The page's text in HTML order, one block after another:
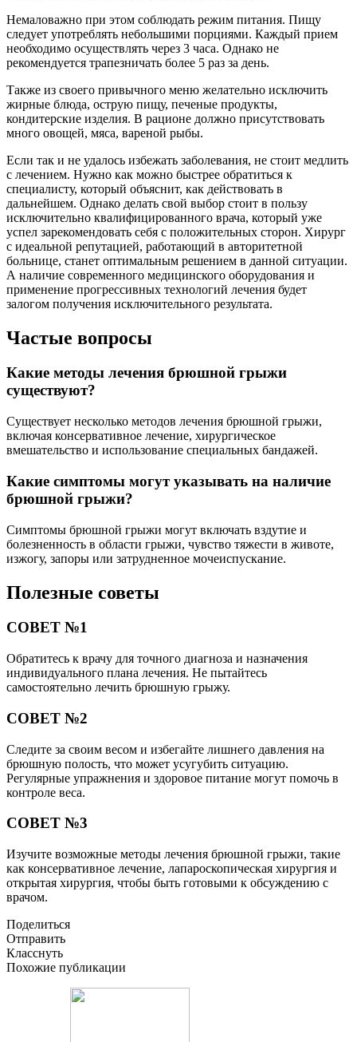
Немаловажно при этом соблюдать режим питания. Пищу
следует употреблять небольшими порциями. Каждый прием
необходимо осуществлять через 3 часа. Однако не
рекомендуется трапезничать более 5 раз за день.
Также из своего привычного меню желательно исключить
жирные блюда, острую пищу, печеные продукты,
кондитерские изделия. В рационе должно присутствовать
много овощей, мяса, вареной рыбы.
Если так и не удалось избежать заболевания, не стоит медлить
с лечением. Нужно как можно быстрее обратиться к
специалисту, который объяснит, как действовать в
дальнейшем. Однако делать свой выбор стоит в пользу
исключительно квалифицированного врача, который уже
успел зарекомендовать себя с положительных сторон. Хирург
с идеальной репутацией, работающий в авторитетной
больнице, станет оптимальным решением в данной ситуации.
А наличие современного медицинского оборудования и
применение прогрессивных технологий лечения будет
залогом получения исключительного результата.
Частые вопросы
Какие методы лечения брюшной грыжи
существуют?
Существует несколько методов лечения брюшной грыжи,
включая консервативное лечение, хирургическое
вмешательство и использование специальных бандажей.
Какие симптомы могут указывать на наличие
брюшной грыжи?
Симптомы брюшной грыжи могут включать вздутие и
болезненность в области грыжи, чувство тяжести в животе,
изжогу, запоры или затрудненное мочеиспускание.
Полезные советы
СОВЕТ №1
Обратитесь к врачу для точного диагноза и назначения
индивидуального плана лечения. Не пытайтесь
самостоятельно лечить брюшную грыжу.
СОВЕТ №2
Следите за своим весом и избегайте лишнего давления на
брюшную полость, что может усугубить ситуацию.
Регулярные упражнения и здоровое питание могут помочь в
контроле веса.
СОВЕТ №3
Изучите возможные методы лечения брюшной грыжи, такие
как консервативное лечение, лапароскопическая хирургия и
открытая хирургия, чтобы быть готовыми к обсуждению с
врачом.
Поделиться
Отправить
Класснуть
Похожие публикации